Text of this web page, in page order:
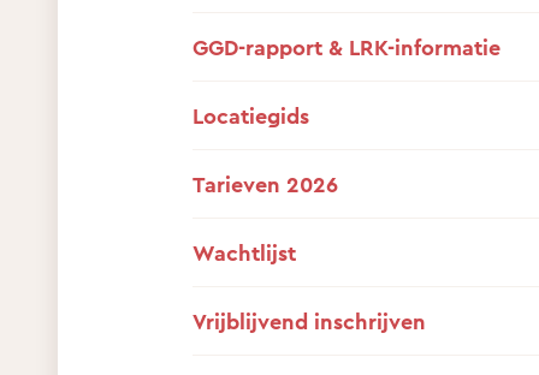
GGD-rapport & LRK-informatie
Locatiegids
Tarieven 2026
Wachtlijst
Vrijblijvend inschrijven